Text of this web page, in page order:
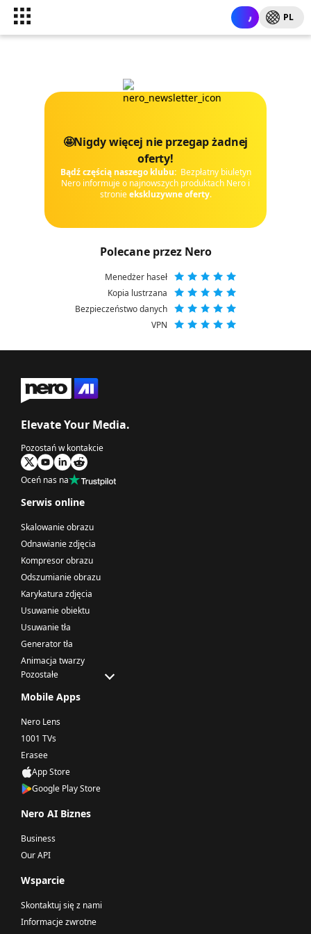
PL
🤩Nigdy więcej nie przegap żadnej
oferty!
Bądź częścią naszego klubu: Bezpłatny biuletyn
Nero informuje o najnowszych produktach Nero i
stronieekskluzywne oferty.
Polecane przez Nero
Menedżer haseł
Kopia lustrzana
Bezpieczeństwo danych
VPN
Elevate Your Media.
Pozostań w kontakcie
Oceń nas na
Serwis online
Skalowanie obrazu
Odnawianie zdjęcia
Kompresor obrazu
Odszumianie obrazu
Karykatura zdjęcia
Usuwanie obiektu
Usuwanie tła
Generator tła
Animacja twarzy
Pozostałe
Mobile Apps
Nero Lens
1001 TVs
Erasee
App Store
Google Play Store
Nero AI Biznes
Business
Our API
Wsparcie
Skontaktuj się z nami
Informacje zwrotne